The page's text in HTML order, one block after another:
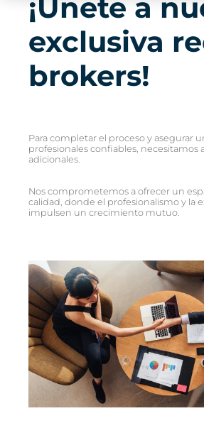
¡Únete a
exclusiva
brokers!
Para completar el proceso y asegurar
profesionales confiables, necesitamos
adicionales.
Nos comprometemos a ofrecer un
calidad, donde el profesionalismo y la
impulsen un crecimiento mutuo.